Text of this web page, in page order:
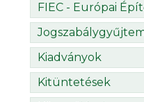
FIEC - Európai
Kiadványok
Kitüntetések